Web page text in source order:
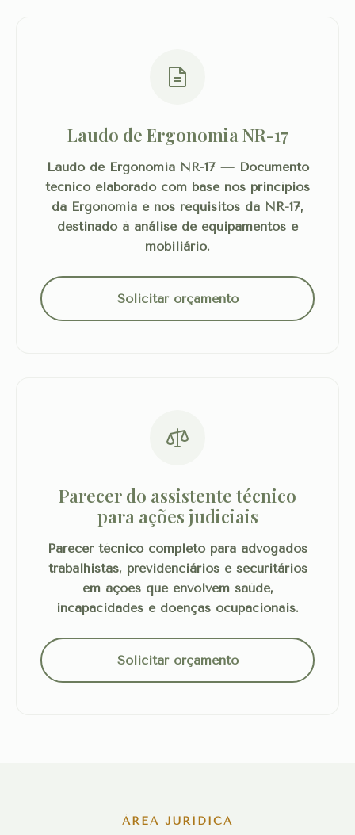
Laudo de Ergonomia NR-17
Laudo de Ergonomia NR-17 — Documento
técnico elaborado com base nos princípios
da Ergonomia e nos requisitos da NR-17,
destinado à análise de equipamentos e
mobiliário.
Solicitar orçamento
Parecer do assistente técnico
para ações judiciais
Parecer técnico completo para advogados
trabalhistas, previdenciários e securitários
em ações que envolvem saúde,
incapacidades e doenças ocupacionais.
Solicitar orçamento
ÁREA JURÍDICA